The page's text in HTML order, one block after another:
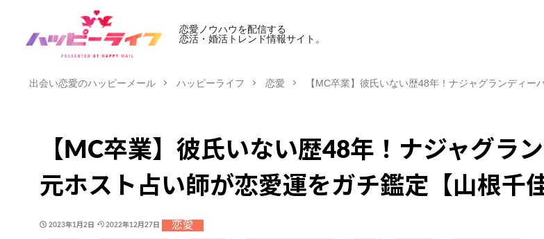
恋愛ノウハウを配信する
恋活・婚活トレンド情報サイト。
出会い恋愛のハッピーメール ハッピーライフ 恋愛 【MC卒業】彼氏いない歴48年！ナジャグランディー
【MC卒業】彼氏いない歴48年！ナジャグラ
元ホスト占い師が恋愛運をガチ鑑定【山根千
2023年1月2日 2022年12月27日 恋愛